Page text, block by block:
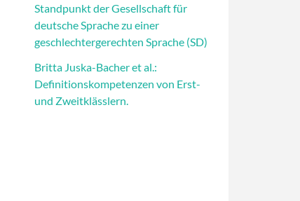
Standpunkt der Gesellschaft für
deutsche Sprache zu einer
geschlechtergerechten Sprache (SD)
Britta Juska-Bacher et al.:
Definitionskompetenzen von Erst-
und Zweitklässlern.